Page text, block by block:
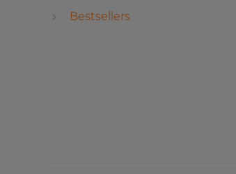
Bestsellers